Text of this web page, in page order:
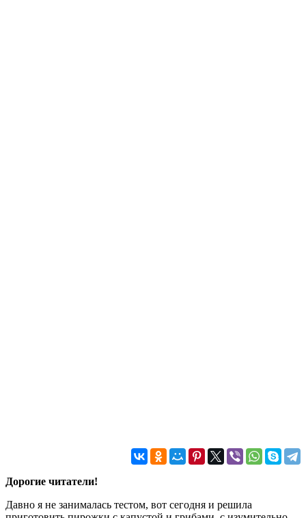
Дорогие читатели!
Давно я не занималась тестом, вот сегодня и решила